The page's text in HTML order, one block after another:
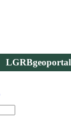
LGRBgeoportal